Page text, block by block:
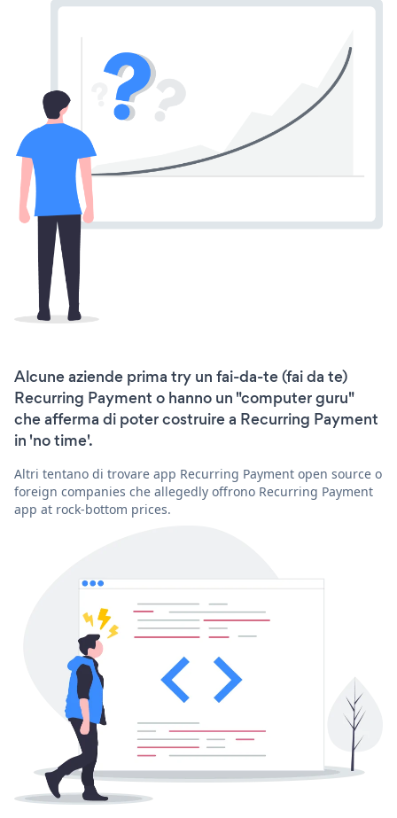
Alcune aziende prima try un fai-da-te (fai da te)
Recurring Payment o hanno un "computer guru"
che afferma di poter costruire a Recurring Payment
in 'no time'.
Altri tentano di trovare app Recurring Payment open source o
foreign companies che allegedly offrono Recurring Payment
app at rock-bottom prices.